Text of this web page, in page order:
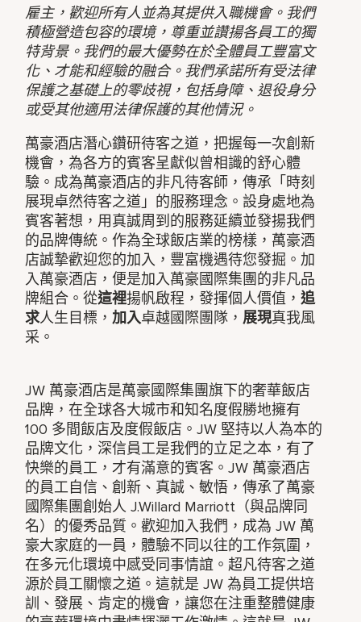
雇主，歡迎所有人並為其提供入職機會。我們
積極營造包容的環境，尊重並讚揚各員工的獨
特背景。我們的最大優勢在於全體員工豐富文
化、才能和經驗的融合。我們承諾所有受法律
保護之基礎上的零歧視，包括身障、退役身分
或受其他適用法律保護的其他情況。
萬豪酒店潛心鑽研待客之道，把握每一次創新
機會，為各方的賓客呈獻似曾相識的舒心體
驗。成為萬豪酒店的非凡待客師，傳承「時刻
展現卓然待客之道」的服務理念。設身處地為
賓客著想，用真誠周到的服務延續並發揚我們
的品牌傳統。作為全球飯店業的榜樣，萬豪酒
店誠摯歡迎您的加入，豐富機遇待您發掘。加
入萬豪酒店，便是加入萬豪國際集團的非凡品
牌組合。從這裡揚帆啟程，發揮個人價值，追
求人生目標，加入卓越國際團隊， 展現真我風
采。
JW 萬豪酒店是萬豪國際集團旗下的奢華飯店
品牌，在全球各大城市和知名度假勝地擁有
100 多間飯店及度假飯店。JW 堅持以人為本的
品牌文化，深信員工是我們的立足之本，有了
快樂的員工，才有滿意的賓客。JW 萬豪酒店
的員工自信、創新、真誠、敏悟，傳承了萬豪
國際集團創始人 J.Willard Marriott（與品牌同
名）的優秀品質。歡迎加入我們，成為 JW 萬
豪大家庭的一員，體驗不同以往的工作氛圍，
在多元化環境中感受同事情誼。超凡待客之道
源於員工關懷之道。這就是 JW 為員工提供培
訓、發展、肯定的機會，讓您在注重整體健康